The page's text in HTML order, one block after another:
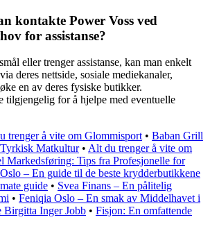
kontakte Power Voss ved
for assistanse?
eller trenger assistanse, kan man enkelt
deres nettside, sosiale mediekanaler,
en av deres fysiske butikker.
for å hjelpe med eventuelle
trenger å vite om Glommisport • Baban Grill
Matkultur• Alt du trenger å vite om
Markedsføring: Tips fra Profesjonelle for
– En guide til de beste krydderbutikkene
guide • Svea Finans – En pålitelig
• Feniqia Oslo – En smak av Middelhavet i
Birgitta Inger Jobb • Fisjon: En omfattende